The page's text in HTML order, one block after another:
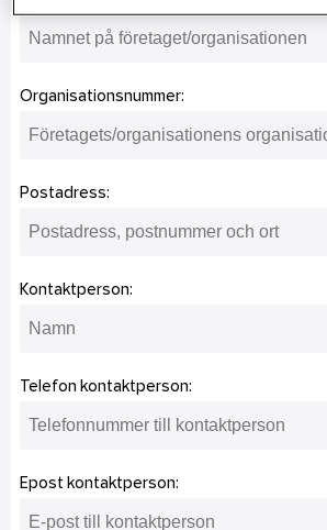
Organisationsnummer:
Postadress:
Kontaktperson:
Telefon kontaktperson:
Epost kontaktperson: